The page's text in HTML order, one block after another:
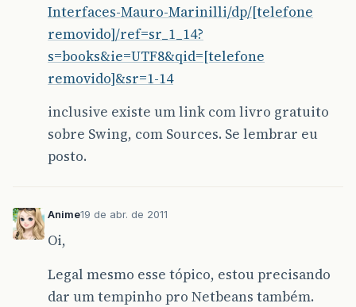
Interfaces-Mauro-Marinilli/dp/[telefone
removido]/ref=sr_1_14?
s=books&ie=UTF8&qid=[telefone
removido]&sr=1-14
inclusive existe um link com livro gratuito
sobre Swing, com Sources. Se lembrar eu
posto.
Anime19 de abr. de 2011
Oi,
Legal mesmo esse tópico, estou precisando
dar um tempinho pro Netbeans também.